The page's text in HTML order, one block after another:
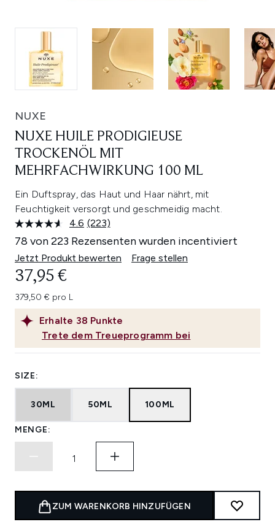
NUXE
NUXE HUILE PRODIGIEUSE
TROCKENÖL MIT
MEHRFACHWIRKUNG 100 ML
Ein Duftspray, das Haut und Haar nährt, mit
Feuchtigkeit versorgt und geschmeidig macht.
4.6 223
Bewertungen
lesen.
Link
(223)
78 von 223 Rezensenten wurden incentiviert
Jetzt Produkt bewerten Frage stellen
Erhalte 38 Punkte
Trete dem Treueprogramm bei
37,95 €
379,50 € pro L
SIZE:
30ML 50ML 100ML
MENGE:
ZUM WARENKORB HINZUFÜGEN